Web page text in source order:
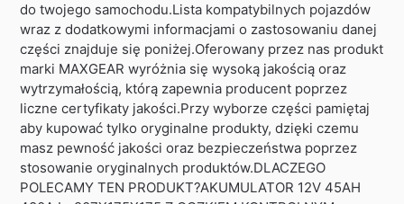
do twojego samochodu.Lista kompatybilnych pojazdów
wraz z dodatkowymi informacjami o zastosowaniu danej
części znajduje się poniżej.Oferowany przez nas produkt
marki MAXGEAR wyróżnia się wysoką jakością oraz
wytrzymałością, którą zapewnia producent poprzez
liczne certyfikaty jakości.Przy wyborze części pamiętaj
aby kupować tylko oryginalne produkty, dzięki czemu
masz pewność jakości oraz bezpieczeństwa poprzez
stosowanie oryginalnych produktów.DLACZEGO
POLECAMY TEN PRODUKT?AKUMULATOR 12V 45AH